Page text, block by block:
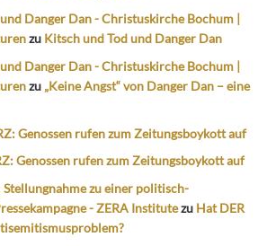
Danger Dan - Christuskirche Bochum |
zu Kitsch und Tod und Danger Dan
Danger Dan - Christuskirche Bochum |
zu „Keine Angst“ von Danger Dan – eine
Genossen rufen zum Zeitungsboykott auf
Genossen rufen zum Zeitungsboykott auf
Stellungnahme zu einer politisch-
- ZERA Institutezu Hat DER